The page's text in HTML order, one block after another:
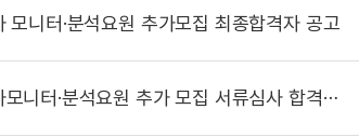
니터·분석요원 추가모집 최종합격자 공고
요원 추가 모집 서류심사 합격자 공고 및 면접안내